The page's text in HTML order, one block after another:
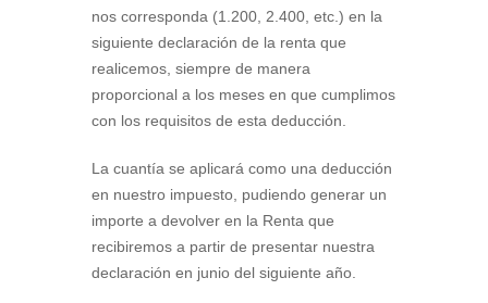
nos corresponda (1.200, 2.400, etc.) en la
siguiente declaración de la renta que
realicemos, siempre de manera
proporcional a los meses en que cumplimos
con los requisitos de esta deducción.
La cuantía se aplicará como una deducción
en nuestro impuesto, pudiendo generar un
importe a devolver en la Renta que
recibiremos a partir de presentar nuestra
declaración en junio del siguiente año.